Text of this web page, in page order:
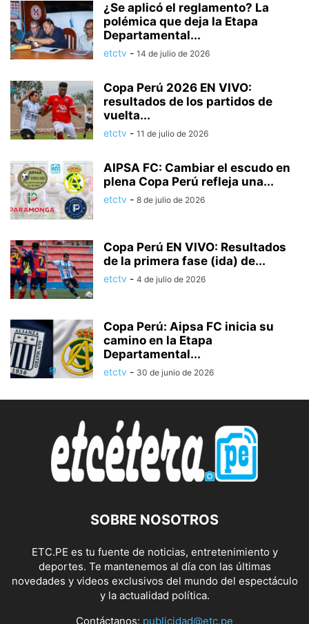
¿Se aplicó el reglamento? La
polémica que deja la Etapa
Departamental...
etctv - 14 de julio de 2026
Copa Perú 2026 EN VIVO:
resultados de los partidos de
vuelta...
etctv - 11 de julio de 2026
AIPSA FC: Cambiar el escudo en
plena Copa Perú refleja una...
etctv - 8 de julio de 2026
Copa Perú EN VIVO: Resultados
de la primera fase (ida) de...
etctv - 4 de julio de 2026
Copa Perú: Aipsa FC inicia su
camino en la Etapa
Departamental...
etctv - 30 de junio de 2026
SOBRE NOSOTROS
ETC.PE es tu fuente de noticias, entretenimiento y
deportes. Te mantenemos al día con las últimas
novedades y videos exclusivos del mundo del espectáculo
y la actualidad política.
Contáctanos: publicidad@etc.pe